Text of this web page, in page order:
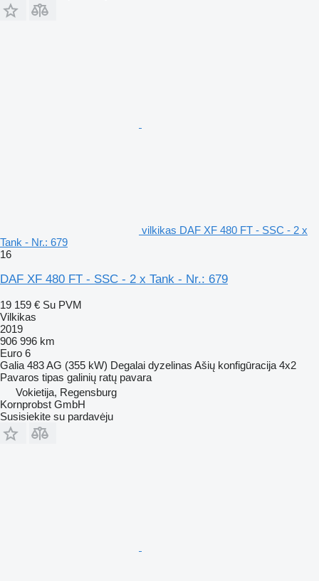
vilkikas DAF XF 480 FT - SSC - 2 x
Tank - Nr.: 679
16
DAF XF 480 FT - SSC - 2 x Tank - Nr.: 679
19 159 € Su PVM
Vilkikas
2019
906 996 km
Euro 6
Galia 483 AG (355 kW) Degalai dyzelinas Ašių konfigūracija 4x2
Pavaros tipas galinių ratų pavara
Vokietija, Regensburg
Kornprobst GmbH
Susisiekite su pardavėju